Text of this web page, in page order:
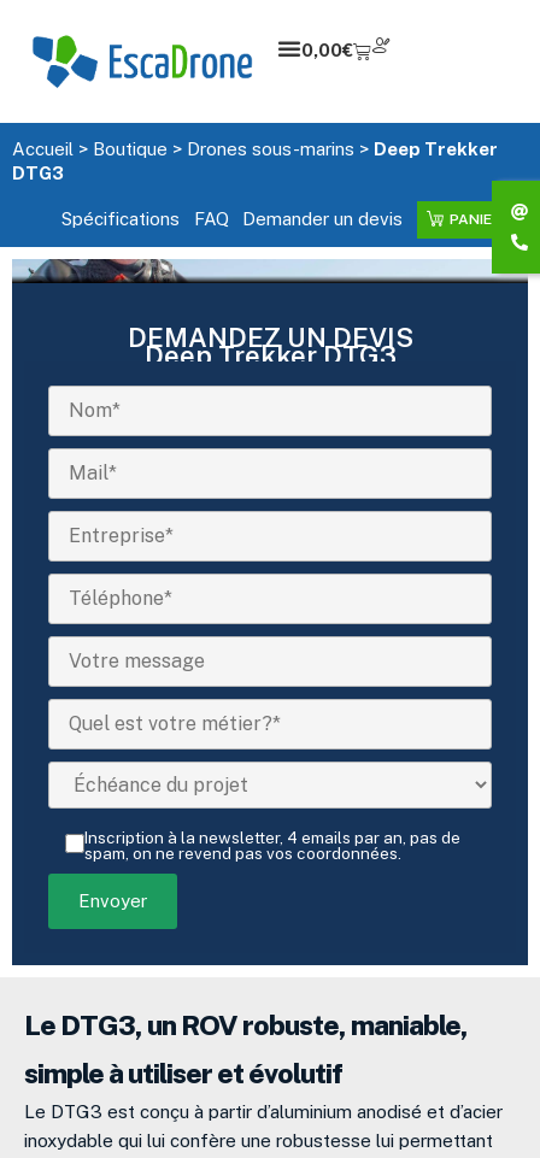
0,00€
Accueil > Boutique > Drones sous-marins > Deep Trekker
DTG3
Spécifications FAQ Demander un devis PANIER
DEMANDEZ UN DEVIS
Deep Trekker DTG3
Inscription à la newsletter, 4 emails par an, pas de
spam, on ne revend pas vos coordonnées.
Le DTG3, un ROV robuste, maniable,
simple à utiliser et évolutif
Le DTG3 est conçu à partir d’aluminium anodisé et d’acier
inoxydable qui lui confère une robustesse lui permettant